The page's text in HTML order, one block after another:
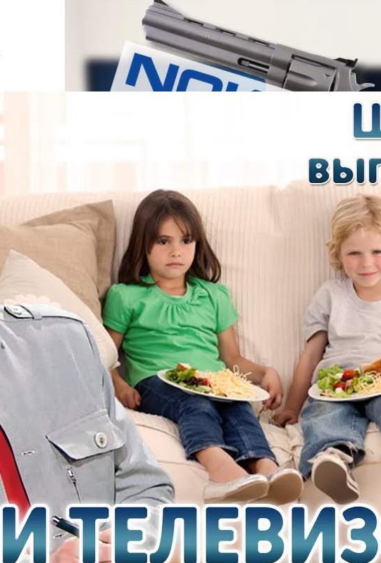
Револьвер от Nokia, Sony прекратила поддержку и ремонт
Playstation, и игровые тесты RTX 2080ti!
goodchoiceshow
7 Просмотры